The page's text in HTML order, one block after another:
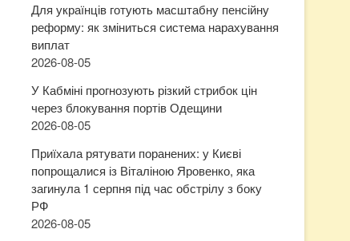
Для українців готують масштабну пенсійну
реформу: як зміниться система нарахування
виплат
2026-08-05
У Кабміні прогнозують різкий стрибок цін
через блокування портів Одещини
2026-08-05
Приїхала рятувати поранених: у Києві
попрощалися із Віталіною Яровенко, яка
загинула 1 серпня під час обстрілу з боку
РФ
2026-08-05